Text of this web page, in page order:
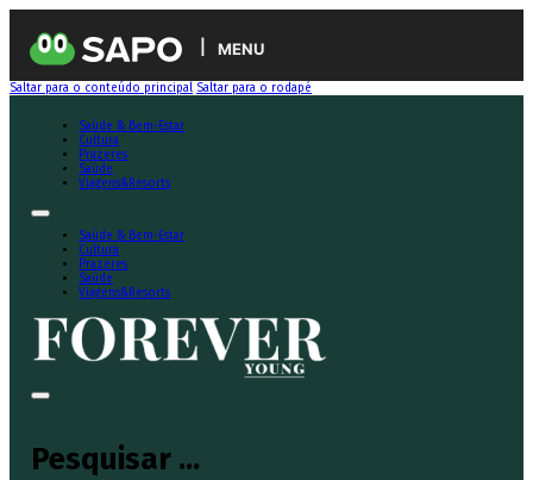
MENU
Saltar para o conteúdo principal Saltar para o rodapé
Saúde & Bem-Estar
Cultura
Prazeres
Saúde
Viagens&Resorts
Saúde & Bem-Estar
Cultura
Prazeres
Saúde
Viagens&Resorts
Pesquisar ...